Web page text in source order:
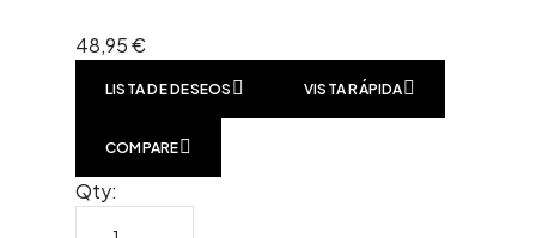
48,95€
LISTA DE DESEOS VISTA RÁPIDA
COMPARE
Qty: